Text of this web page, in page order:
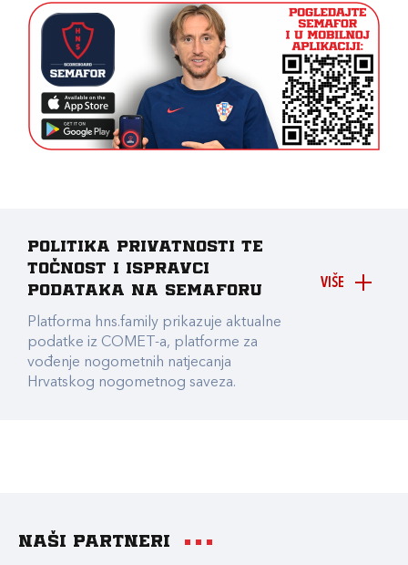
VIŠE
Politika privatnosti te
točnost i ispravci
podataka na Semaforu
Platforma hns.family prikazuje aktualne
podatke iz COMET-a, platforme za
vođenje nogometnih natjecanja
Hrvatskog nogometnog saveza.
Naši partneri